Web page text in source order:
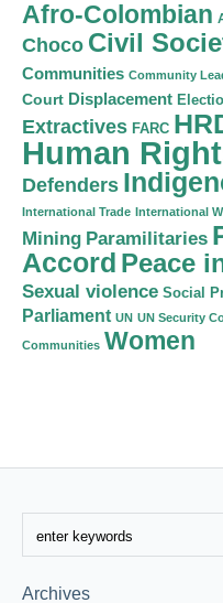
Afro-Colombian
Choco Civil
Communities Community
Court Displacement
Extractives FARC
Human
Defenders
International Trade International
Mining Paramilitaries
Accord Peace
Sexual violence Social
Parliament UN UN Security
Communities Women
Archives